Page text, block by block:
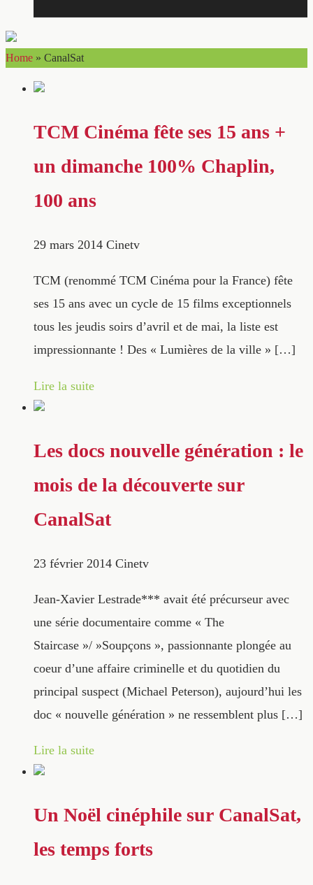
Home » CanalSat
TCM Cinéma fête ses 15 ans +
un dimanche 100% Chaplin,
100 ans
29 mars 2014 Cinetv
TCM (renommé TCM Cinéma pour la France) fête
ses 15 ans avec un cycle de 15 films exceptionnels
tous les jeudis soirs d’avril et de mai, la liste est
impressionnante ! Des « Lumières de la ville » […]
Lire la suite
Les docs nouvelle génération : le
mois de la découverte sur
CanalSat
23 février 2014 Cinetv
Jean-Xavier Lestrade*** avait été précurseur avec
une série documentaire comme « The
Staircase »/ »Soupçons », passionnante plongée au
coeur d’une affaire criminelle et du quotidien du
principal suspect (Michael Peterson), aujourd’hui les
doc « nouvelle génération » ne ressemblent plus […]
Lire la suite
Un Noël cinéphile sur CanalSat,
les temps forts